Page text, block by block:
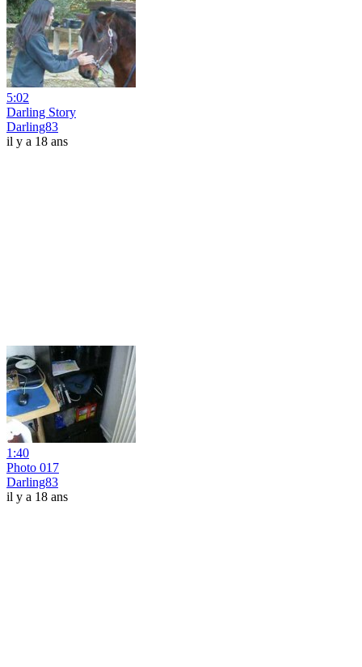
5:02
Darling Story
Darling83
il y a 18 ans
1:40
Photo 017
Darling83
il y a 18 ans